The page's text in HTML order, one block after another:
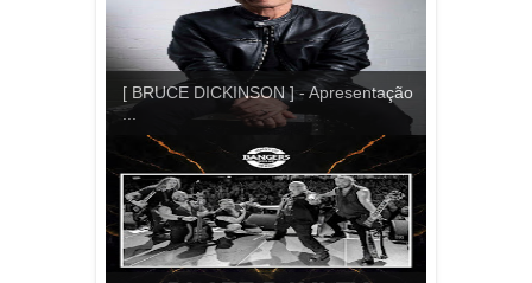
[ BRUCE DICKINSON ] - Apresentação
...